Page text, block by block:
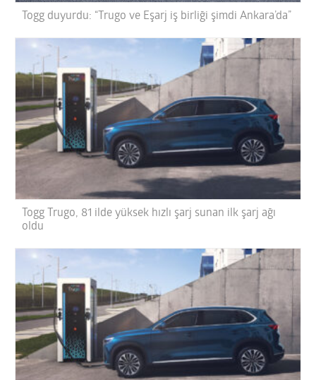
Togg duyurdu: “Trugo ve Eşarj iş birliği şimdi Ankara’da”
Togg Trugo, 81 ilde yüksek hızlı şarj sunan ilk şarj ağı
oldu